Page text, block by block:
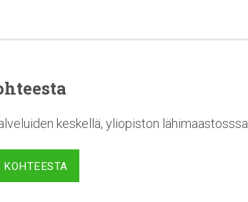
keskellä, yliopiston lähimaastosssa.